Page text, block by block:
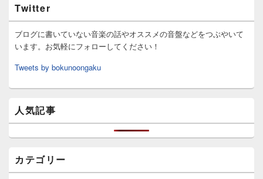
Twitter
ブログに書いていない音楽の話やオススメの音盤などをつぶやいて
います。お気軽にフォローしてください！
Tweets by bokunoongaku
人気記事
カテゴリー